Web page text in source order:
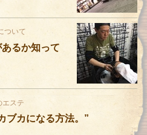
ついて
るか知って
エステ
ブカになる方法。”